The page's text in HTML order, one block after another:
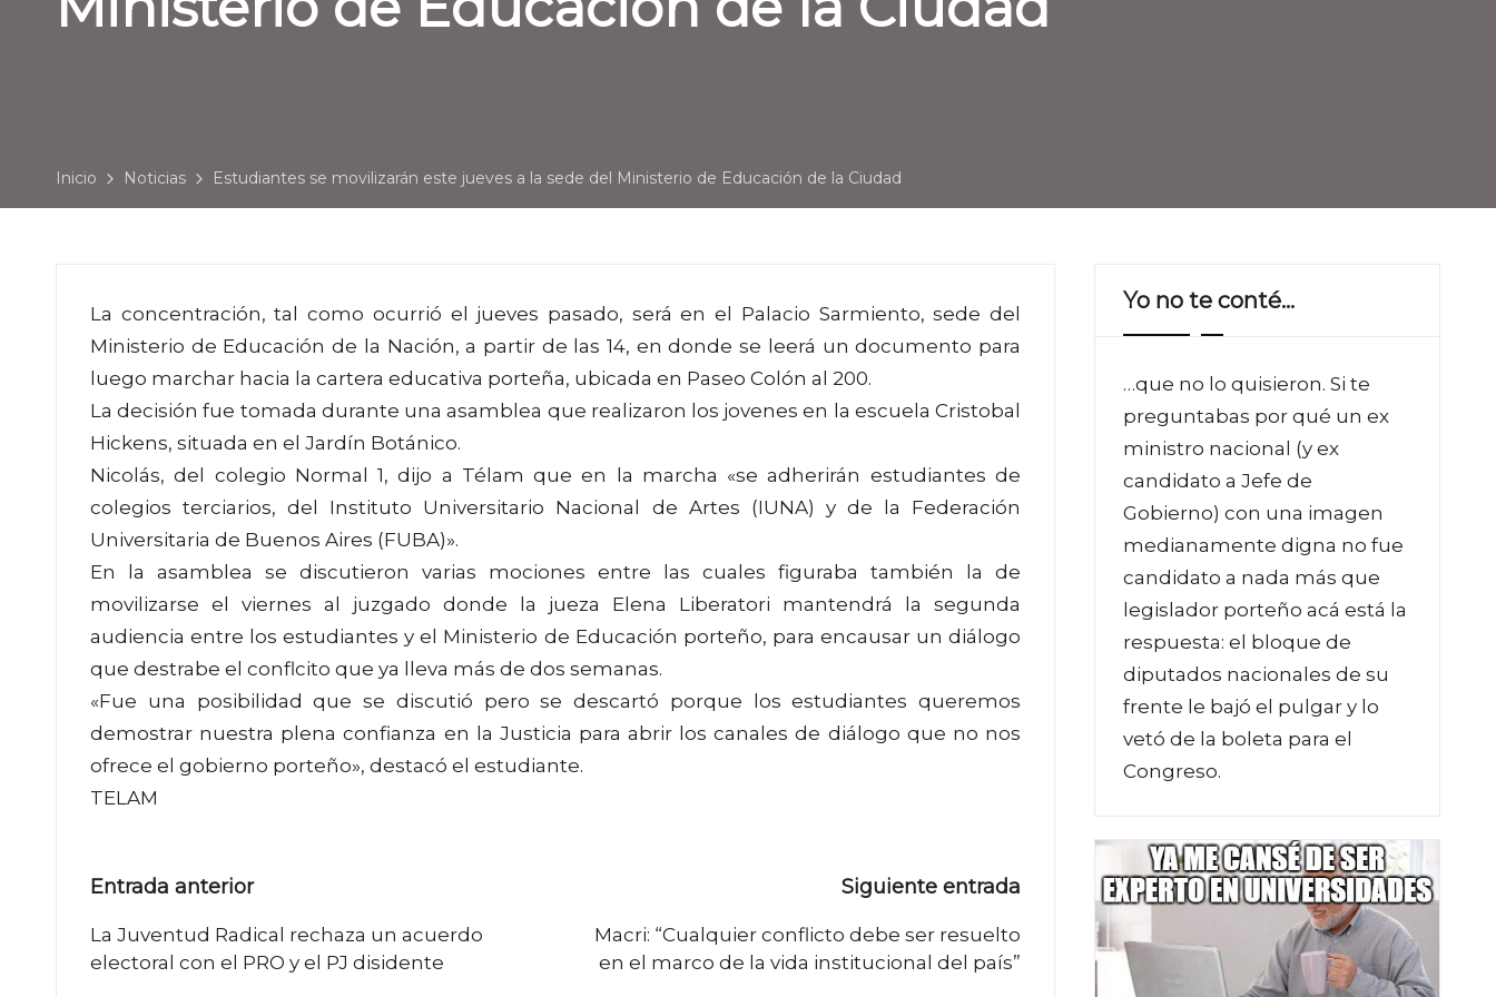
Inicio Noticias Estudiantes se movilizarán este jueves a la sede del Ministerio de Educación de la Ciudad
La concentración, tal como ocurrió el jueves pasado, será en el Palacio Sarmiento, sede del
Ministerio de Educación de la Nación, a partir de las 14, en donde se leerá un documento para
luego marchar hacia la cartera educativa porteña, ubicada en Paseo Colón al 200.
La decisión fue tomada durante una asamblea que realizaron los jovenes en la escuela Cristobal
Hickens, situada en el Jardín Botánico.
Nicolás, del colegio Normal 1, dijo a Télam que en la marcha «se adherirán estudiantes de
colegios terciarios, del Instituto Universitario Nacional de Artes (IUNA) y de la Federación
Universitaria de Buenos Aires (FUBA)».
En la asamblea se discutieron varias mociones entre las cuales figuraba también la de
movilizarse el viernes al juzgado donde la jueza Elena Liberatori mantendrá la segunda
audiencia entre los estudiantes y el Ministerio de Educación porteño, para encausar un diálogo
que destrabe el conflcito que ya lleva más de dos semanas.
«Fue una posibilidad que se discutió pero se descartó porque los estudiantes queremos
demostrar nuestra plena confianza en la Justicia para abrir los canales de diálogo que no nos
ofrece el gobierno porteño», destacó el estudiante.
TELAM
Navegación
de
Entrada anterior
La Juventud Radical rechaza un acuerdo
electoral con el PRO y el PJ disidente
Siguiente entrada
Macri: “Cualquier conflicto debe ser resuelto
en el marco de la vida institucional del país”
Yo no te conté…
…que no lo quisieron. Si te
preguntabas por qué un ex
ministro nacional (y ex
candidato a Jefe de
Gobierno) con una imagen
medianamente digna no fue
candidato a nada más que
legislador porteño acá está la
respuesta: el bloque de
diputados nacionales de su
frente le bajó el pulgar y lo
vetó de la boleta para el
Congreso.